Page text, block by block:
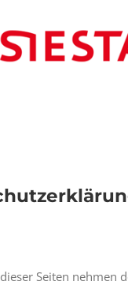
Seiten nehmen